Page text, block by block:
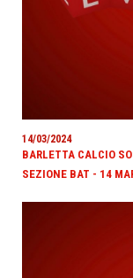
14/03/2024
BARLETTA CALCIO
SEZIONE BAT - 14